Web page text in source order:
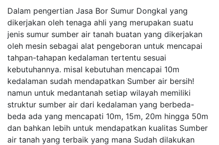
Dalam pengertian Jasa Bor Sumur Dongkal yang
dikerjakan oleh tenaga ahli yang merupakan suatu
jenis sumur sumber air tanah buatan yang dikerjakan
oleh mesin sebagai alat pengeboran untuk mencapai
tahpan-tahapan kedalaman tertentu sesuai
kebutuhannya. misal kebutuhan mencapai 10m
kedalaman sudah mendapatkan Sumber air bersih!
namun untuk medantanah setiap wilayah memiliki
struktur sumber air dari kedalaman yang berbeda-
beda ada yang mencapati 10m, 15m, 20m hingga 50m
dan bahkan lebih untuk mendapatkan kualitas Sumber
air tanah yang terbaik yang mana Sudah dilakukan